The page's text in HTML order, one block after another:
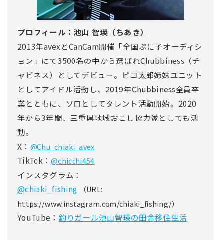
プロフィール：池山 智瑛（ちあき）
2013年avexとCanCam開催「全国ぷに子オーディシ
ョン」にて3500名の中から選ばれChubbiness（チ
ャビネス）としてデビュー。ピコ太郎姉妹ユニット
としてアイドル活動し、2019年Chubbiness全員卒
業とともに、ソロとしてタレント活動開始。2020
年から3年間、三重県地域おこし協力隊としても活
動。
X： @Chu_chiaki_avex
TikTok：@chicchi454
インスタグラム：
@chiaki_fishing
（URL:
https://www.instagram.com/chiaki_fishing/）
YouTube： 釣りガール池山智瑛の田舎移住生活